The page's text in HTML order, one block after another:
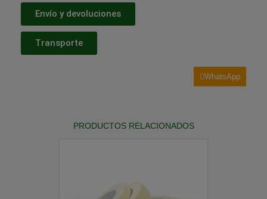
Envío y devoluciones
Transporte
WhatsApp
PRODUCTOS RELACIONADOS